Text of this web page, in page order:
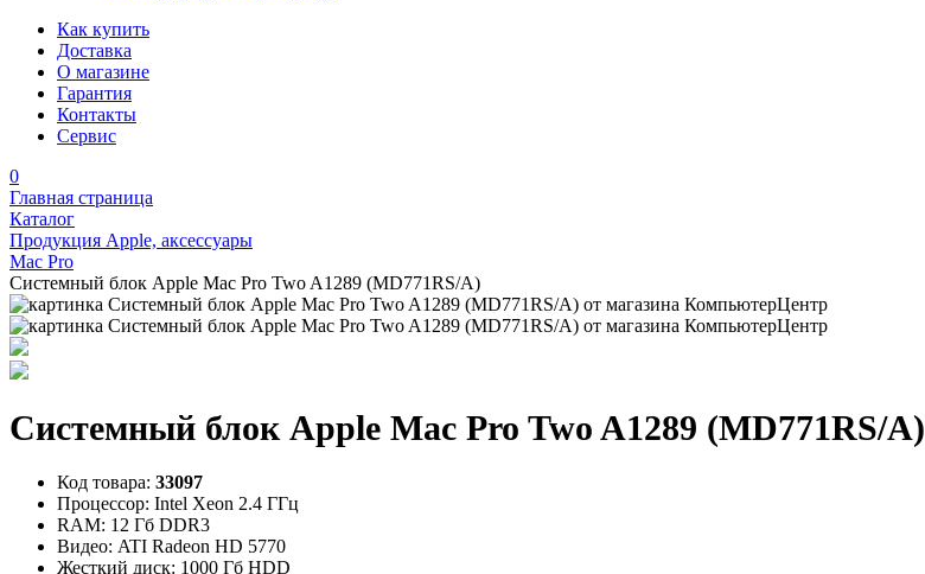
Как купить
Доставка
О магазине
Гарантия
Контакты
Сервис
0
Главная страница
Каталог
Продукция Apple, аксессуары
Mac Pro
Системный блок Apple Mac Pro Two A1289 (MD771RS/A)
Системный блок Apple Mac Pro Two A1289 (MD771RS/A)
Код товара: 33097
Процессор: Intel Xeon 2.4 ГГц
RAM: 12 Гб DDR3
Видео: ATI Radeon HD 5770
Жесткий диск: 1000 Гб HDD